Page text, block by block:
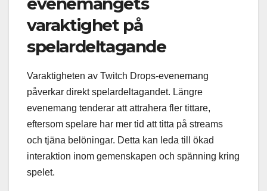
varaktighet på
spelardeltagande
Varaktigheten av Twitch Drops-evenemang
påverkar direkt spelardeltagandet. Längre
evenemang tenderar att attrahera fler tittare,
eftersom spelare har mer tid att titta på streams
och tjäna belöningar. Detta kan leda till ökad
interaktion inom gemenskapen och spänning kring
spelet.